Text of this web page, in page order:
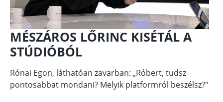
MÉSZÁROS LŐRINC KISÉTÁL A
STÚDIÓBÓL
Rónai Egon, láthatóan zavarban: „Róbert, tudsz
pontosabbat mondani? Melyik platformról beszélsz?"